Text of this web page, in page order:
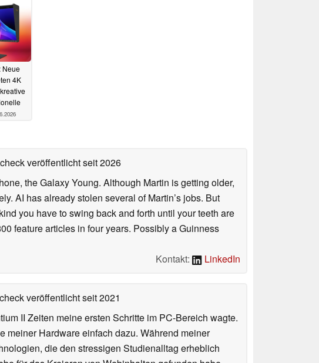
Neue
4K
veröffentlichtseit 2026
the Galaxy Young. Although Martin is getting older,
AI has already stolen several of Martin’s jobs. But
you have to swing back and forth until your teeth are
feature articles in four years. Possibly a Guinness
Kontakt:
LinkedIn
veröffentlichtseit 2021
II Zeiten meine ersten Schritte im PC-Bereich wagte.
meiner Hardware einfach dazu. Während meiner
die den stressigen Studienalltag erheblich